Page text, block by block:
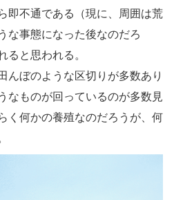
即不通である（現に、周囲は荒
な事態になった後なのだろ
ると思われる。
ぼのような区切りが多数あり
なものが回っているのが多数見
く何かの養殖なのだろうが、何